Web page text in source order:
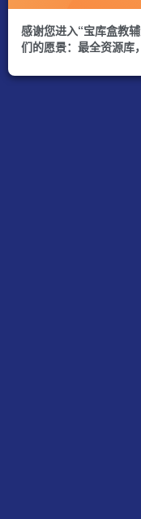
感谢您进入“宝库盒教
们的愿景：最全资源库